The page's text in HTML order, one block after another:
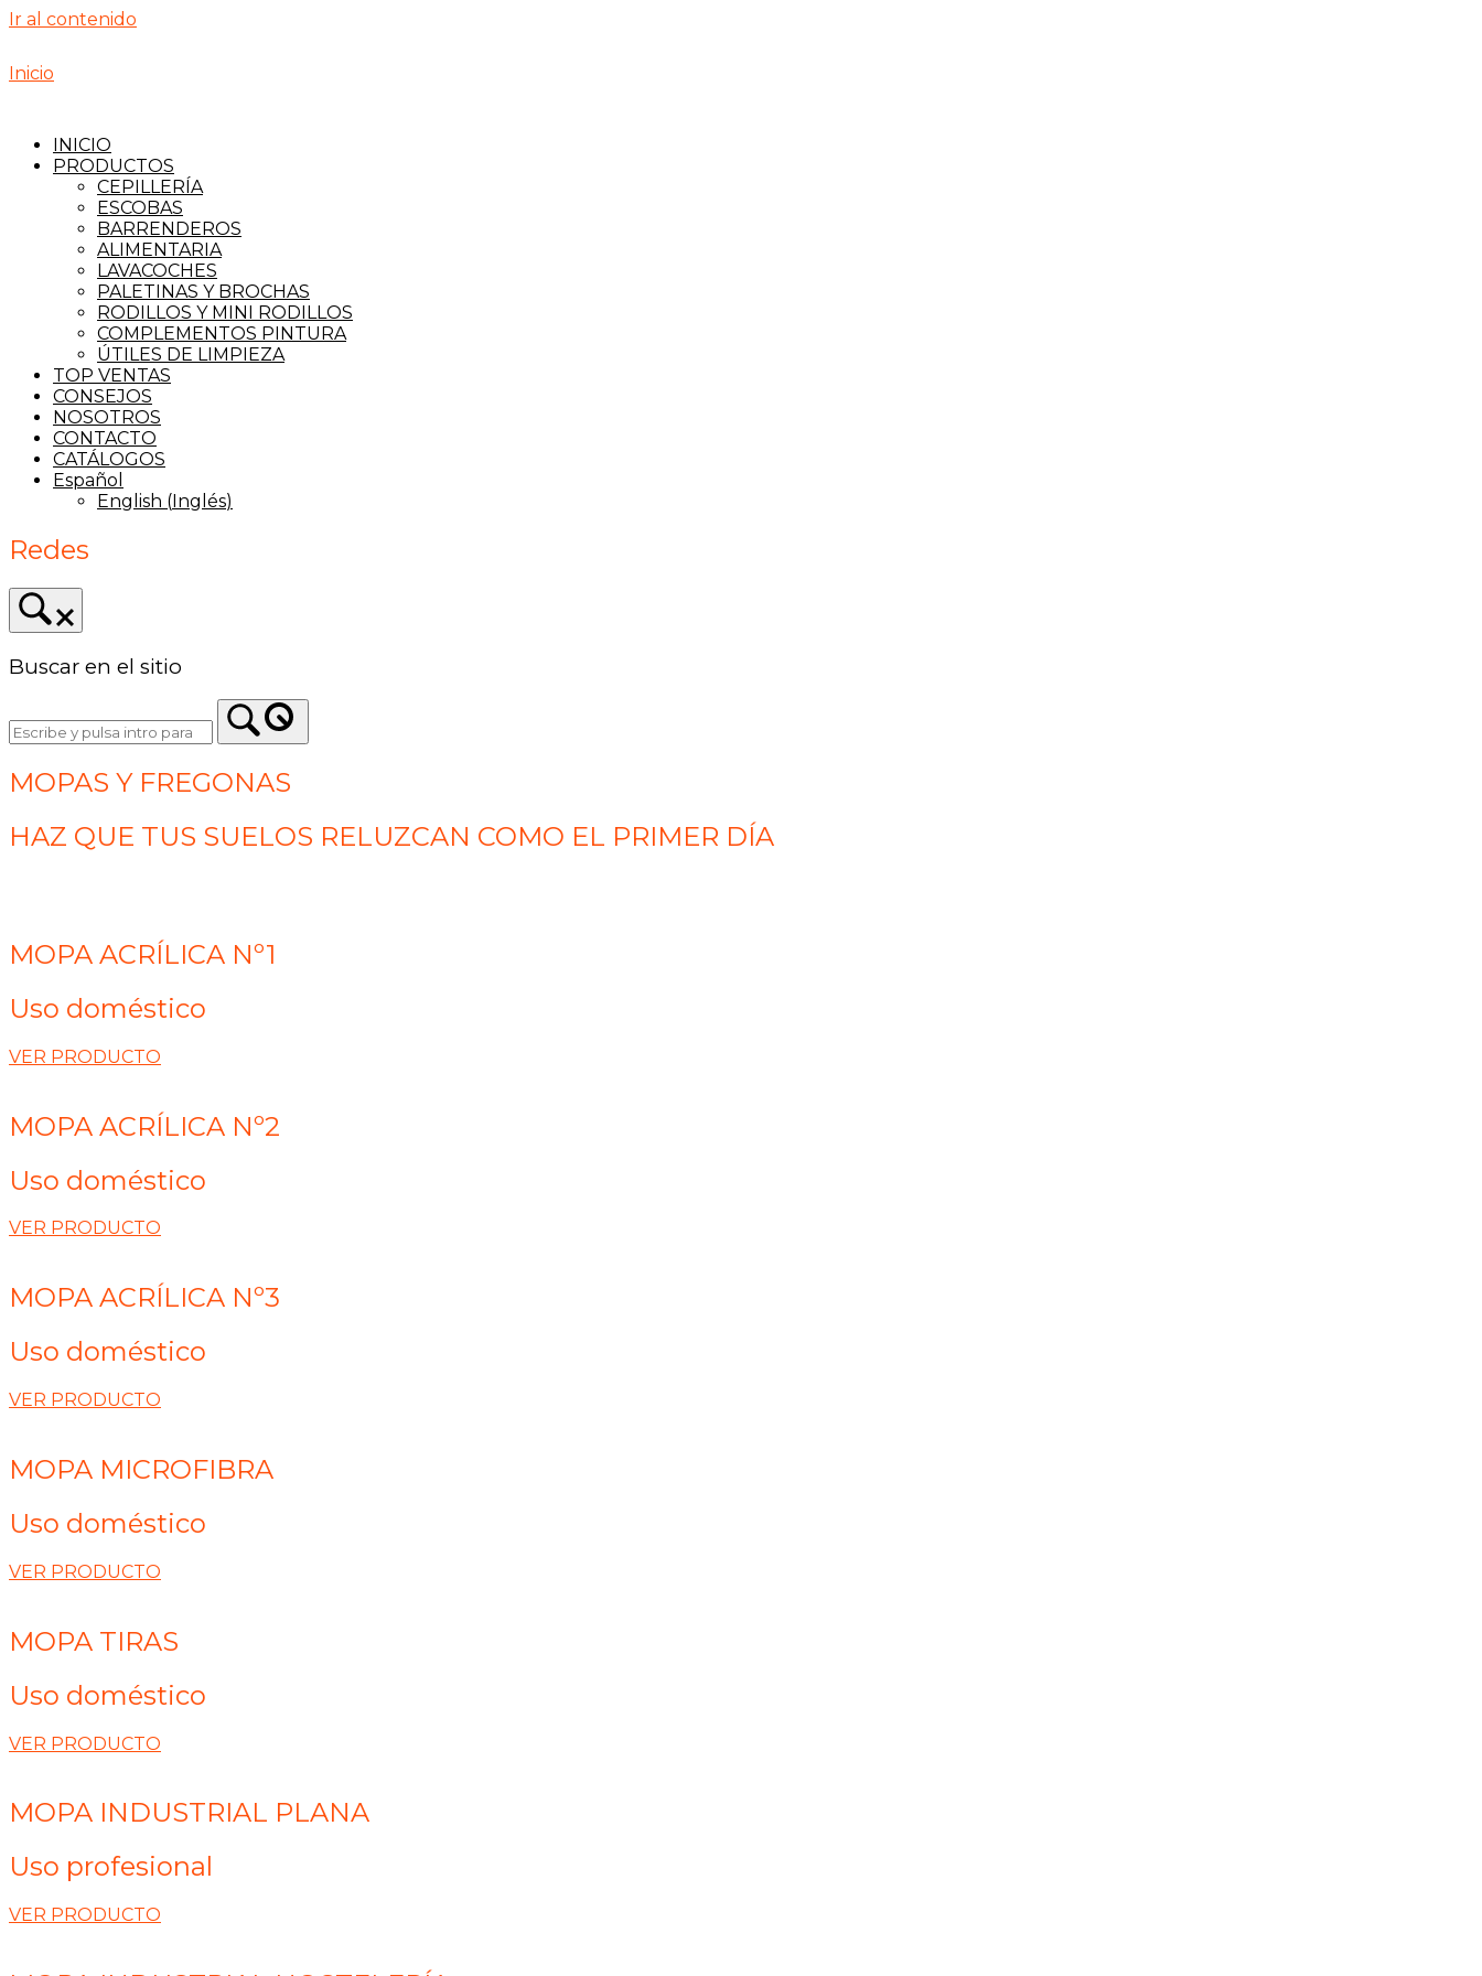
Ir al contenido
Inicio
INICIO
PRODUCTOS
CEPILLERÍA
ESCOBAS
BARRENDEROS
ALIMENTARIA
LAVACOCHES
PALETINAS Y BROCHAS
RODILLOS Y MINI RODILLOS
COMPLEMENTOS PINTURA
ÚTILES DE LIMPIEZA
TOP VENTAS
CONSEJOS
NOSOTROS
CONTACTO
CATÁLOGOS
Español
English (Inglés)
Redes
Buscar en el sitio
MOPAS Y FREGONAS
HAZ QUE TUS SUELOS RELUZCAN COMO EL PRIMER DÍA
MOPA ACRÍLICA Nº1
Uso doméstico
VER PRODUCTO
MOPA ACRÍLICA Nº2
Uso doméstico
VER PRODUCTO
MOPA ACRÍLICA Nº3
Uso doméstico
VER PRODUCTO
MOPA MICROFIBRA
Uso doméstico
VER PRODUCTO
MOPA TIRAS
Uso doméstico
VER PRODUCTO
MOPA INDUSTRIAL PLANA
Uso profesional
VER PRODUCTO